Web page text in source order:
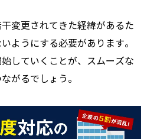
変更されてきた経緯があるた
ようにする必要があります。
していくことが、スムーズな
がるでしょう。